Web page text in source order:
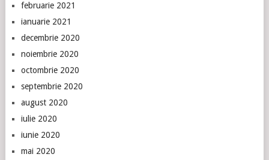
februarie 2021
ianuarie 2021
decembrie 2020
noiembrie 2020
octombrie 2020
septembrie 2020
august 2020
iulie 2020
iunie 2020
mai 2020